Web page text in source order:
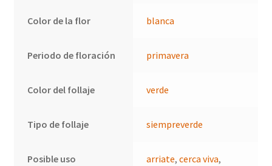
Color de la flor blanca
Periodo de floración primavera
Color del follaje verde
Tipo de follaje siempreverde
Posible uso arriate,cerca viva,